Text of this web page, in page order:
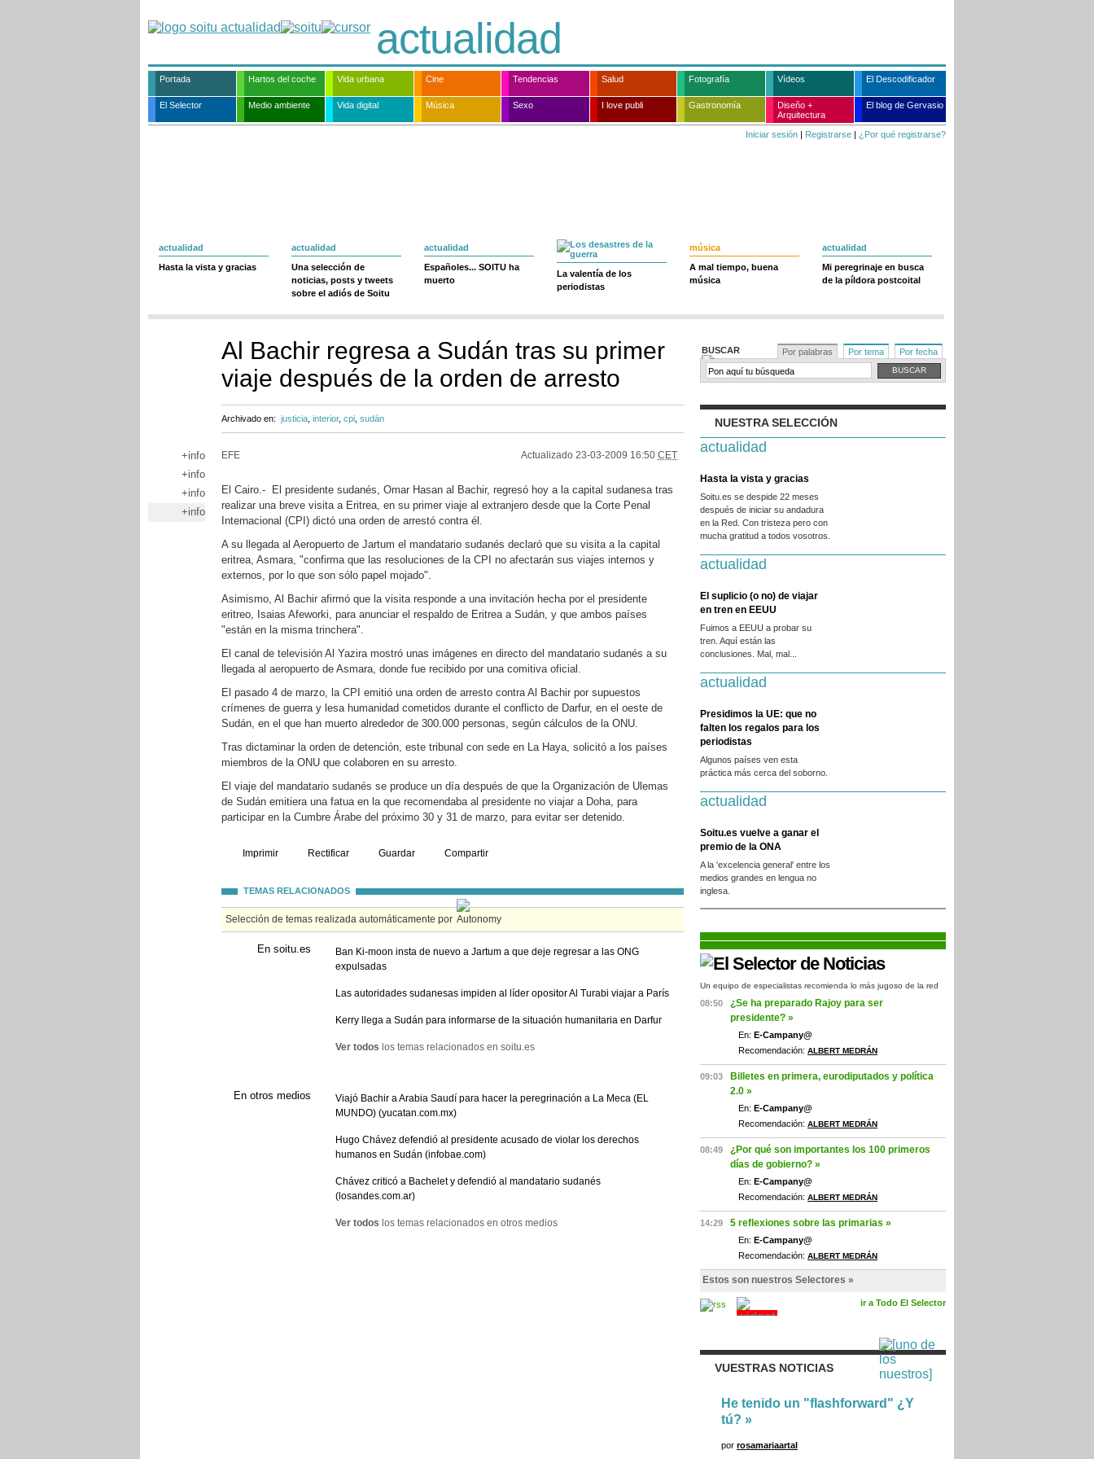
actualidad
Portada Hartos del coche Vida urbana Cine Tendencias Salud Fotografía Vídeos El Descodificador
El Selector Medio ambiente Vida digital Música Sexo I love publi Gastronomía
Diseño +
Arquitectura
El blog de Gervasio
Iniciar sesión | Registrarse | ¿Por qué registrarse?
actualidad
Hasta la vista y gracias
actualidad
Una selección de
noticias, posts y tweets
sobre el adiós de Soitu
actualidad
Españoles... SOITU ha
muerto
La valentía de los
periodistas
música
A mal tiempo, buena
música
actualidad
Mi peregrinaje en busca
de la píldora postcoital
Al Bachir regresa a Sudán tras su primer
viaje después de la orden de arresto
Archivado en: justicia interior, cpi sudán
+info
+info
+info
+info
EFE Actualizado 23-03-2009 16:50 CET
El Cairo.- El presidente sudanés, Omar Hasan al Bachir, regresó hoy a la capital sudanesa tras
realizar una breve visita a Eritrea, en su primer viaje al extranjero desde que la Corte Penal
Internacional (CPI) dictó una orden de arrestó contra él.
A su llegada al Aeropuerto de Jartum el mandatario sudanés declaró que su visita a la capital
eritrea, Asmara, "confirma que las resoluciones de la CPI no afectarán sus viajes internos y
externos, por lo que son sólo papel mojado".
Asimismo, Al Bachir afirmó que la visita responde a una invitación hecha por el presidente
eritreo, Isaias Afeworki, para anunciar el respaldo de Eritrea a Sudán, y que ambos países
"están en la misma trinchera".
El canal de televisión Al Yazira mostró unas imágenes en directo del mandatario sudanés a su
llegada al aeropuerto de Asmara, donde fue recibido por una comitiva oficial.
El pasado 4 de marzo, la CPI emitió una orden de arresto contra Al Bachir por supuestos
crímenes de guerra y lesa humanidad cometidos durante el conflicto de Darfur, en el oeste de
Sudán, en el que han muerto alrededor de 300.000 personas, según cálculos de la ONU.
Tras dictaminar la orden de detención, este tribunal con sede en La Haya, solicitó a los países
miembros de la ONU que colaboren en su arresto.
El viaje del mandatario sudanés se produce un día después de que la Organización de Ulemas
de Sudán emitiera una fatua en la que recomendaba al presidente no viajar a Doha, para
participar en la Cumbre Árabe del próximo 30 y 31 de marzo, para evitar ser detenido.
Imprimir Rectificar Guardar Compartir
TEMAS RELACIONADOS
Selección de temas realizada automáticamente por
En soitu.es
Ban Ki-moon insta de nuevo a Jartum a que deje regresar a las ONG
expulsadas
Las autoridades sudanesas impiden al líder opositor Al Turabi viajar a París
Kerry llega a Sudán para informarse de la situación humanitaria en Darfur
Ver todos los temas relacionados en soitu.es
En otros medios
Viajó Bachir a Arabia Saudí para hacer la peregrinación a La Meca (EL
MUNDO) (yucatan.com.mx)
Hugo Chávez defendió al presidente acusado de violar los derechos
humanos en Sudán (infobae.com)
Chávez criticó a Bachelet y defendió al mandatario sudanés
(losandes.com.ar)
Ver todos los temas relacionados en otros medios
BUSCAR Por palabras Por tema Por fecha
NUESTRA SELECCIÓN
actualidad
Hasta la vista y gracias
Soitu.es se despide 22 meses
después de iniciar su andadura
en la Red. Con tristeza pero con
mucha gratitud a todos vosotros.
actualidad
El suplicio (o no) de viajar
en tren en EEUU
Fuimos a EEUU a probar su
tren. Aquí están las
conclusiones. Mal, mal...
actualidad
Presidimos la UE: que no
falten los regalos para los
periodistas
Algunos países ven esta
práctica más cerca del soborno.
actualidad
Soitu.es vuelve a ganar el
premio de la ONA
A la 'excelencia general' entre los
medios grandes en lengua no
inglesa.
Un equipo de especialistas recomienda lo más jugoso de la red
08:50
¿Se ha preparado Rajoy para ser
presidente? »
En: E-Campany@
Recomendación: ALBERT MEDRÁN
09:03
Billetes en primera, eurodiputados y política
2.0 »
En: E-Campany@
Recomendación: ALBERT MEDRÁN
08:49
¿Por qué son importantes los 100 primeros
días de gobierno? »
En: E-Campany@
Recomendación: ALBERT MEDRÁN
14:29 5 reflexiones sobre las primarias »
En: E-Campany@
Recomendación: ALBERT MEDRÁN
Estos son nuestros Selectores »
ir a Todo El Selector
VUESTRAS NOTICIAS
He tenido un "flashforward" ¿Y
tú? »
por rosamariaartal